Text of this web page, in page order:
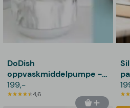
DoDish
oppvaskmiddelpumpe -
Bosign
199,-
4,6